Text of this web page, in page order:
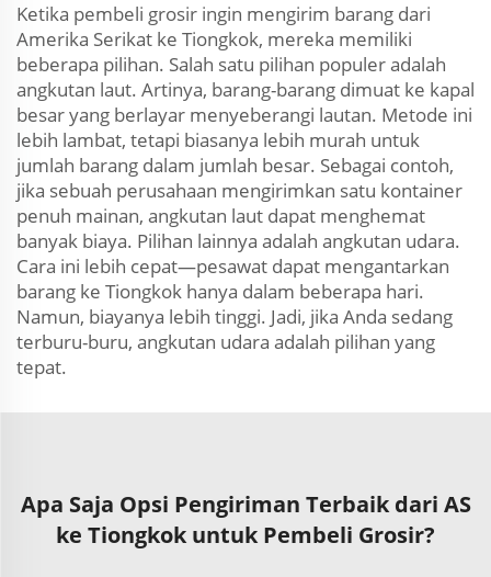
Ketika pembeli grosir ingin mengirim barang dari
Amerika Serikat ke Tiongkok, mereka memiliki
beberapa pilihan. Salah satu pilihan populer adalah
angkutan laut. Artinya, barang-barang dimuat ke kapal
besar yang berlayar menyeberangi lautan. Metode ini
lebih lambat, tetapi biasanya lebih murah untuk
jumlah barang dalam jumlah besar. Sebagai contoh,
jika sebuah perusahaan mengirimkan satu kontainer
penuh mainan, angkutan laut dapat menghemat
banyak biaya. Pilihan lainnya adalah angkutan udara.
Cara ini lebih cepat—pesawat dapat mengantarkan
barang ke Tiongkok hanya dalam beberapa hari.
Namun, biayanya lebih tinggi. Jadi, jika Anda sedang
terburu-buru, angkutan udara adalah pilihan yang
tepat.
Apa Saja Opsi Pengiriman Terbaik dari AS
ke Tiongkok untuk Pembeli Grosir?